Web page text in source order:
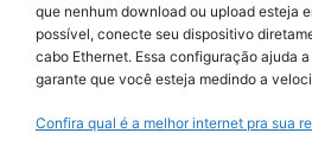
que nenhum download ou upload esteja
possível, conecte seu dispositivo
cabo Ethernet. Essa configuração ajuda
garante que você esteja medindo a
Confira qual é a melhor internet pra sua